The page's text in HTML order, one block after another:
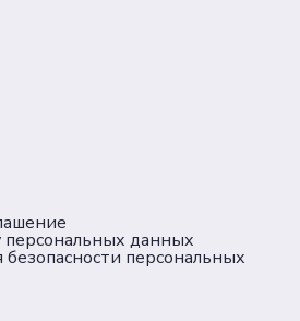
персональных данных
персональных